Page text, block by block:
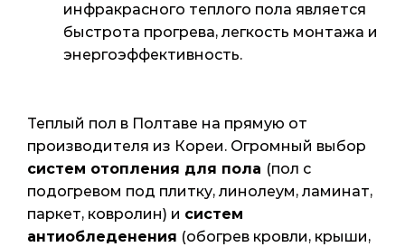
инфракрасного теплого пола является
быстрота прогрева, легкость монтажа и
энергоэффективность.
Теплый пол в Полтаве на прямую от
производителя из Кореи. Огромный выбор
систем отопления для пола (пол с
подогревом под плитку, линолеум, ламинат,
паркет, ковролин) и систем
антиобледенения (обогрев кровли, крыши,